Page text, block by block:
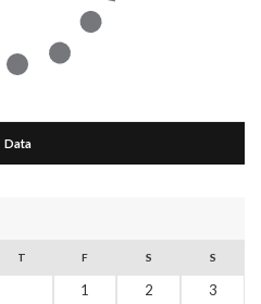
Data
T F S S
1 2
3